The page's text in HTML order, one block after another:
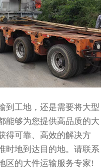
工地，还是需要将大型
能够为您提供高品质的大
得可靠、高效的解决方
时地到达目的地。请联系
区的大件运输服务专家!